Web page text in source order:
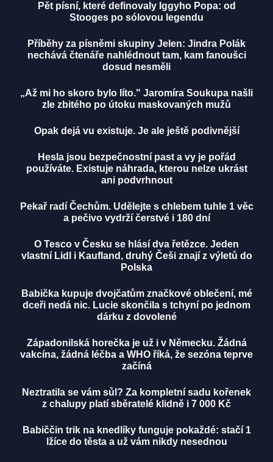
Pět písní, které definovaly Iggyho Popa: od
Stooges po sólovou legendu
Příběhy za písněmi skupiny Jelen: Jindra Polák
nechává čtenáře nahlédnout tam, kam fanoušci
dosud nesměli
„Až mi ho skoro bylo líto." Jaromíra Soukupa našli
zle zbitého po útoku maskovaných mužů
Opak dejá vu existuje. Je ale ještě podivnější
Hesla jsou bezpečnostní past a vy je pořád
používáte. Existuje náhrada, kterou nelze ukrást
ani podvrhnout
Pekař radí Čechům. Udělejte s chlebem tuhle 1 věc
a pečivo vydrží čerstvé i 180 dní
O Tesco v Česku se hlásí dva řetězce. Jeden
vlastní Lidl i Kaufland, druhý Češi znají z výletů do
Polska
Babička kupuje dvojčatům značkové oblečení, mé
dceři nedá nic. Lucie skončila s tchyní po jednom
dárku z dovolené
Západonilská horečka je už i v Německu. Žádná
vakcína, žádná léčba a WHO říká, že sezóna teprve
začíná
Neztratila se vám sůl? Za kompletní sadu kořenek
z chalupy platí sběratelé klidně i 7 000 Kč
Babiččin trik na knedlíky funguje pokaždé: stačí 1
lžíce do těsta a už vám nikdy nesednou